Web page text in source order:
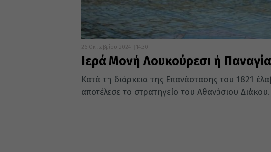
26 Οκτωβρίου 2024 14:30
Ιερά Μονή Λουκούρεσι ή
Κατά τη διάρκεια της Επανάστασης του 1821
αποτέλεσε το στρατηγείο του Αθανάσιου Διάκου.